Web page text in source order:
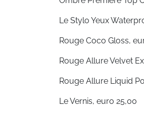
Le Stylo Yeux
Rouge Coco Gloss,
Rouge Allure Velvet
Rouge Allure Liquid
Le Vernis, euro 25,00